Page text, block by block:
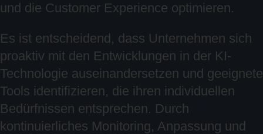
und die Customer Experience optimieren.
Es ist entscheidend, dass Unternehmen sich
proaktiv mit den Entwicklungen in der KI-
Technologie auseinandersetzen und geeignete
Tools identifizieren, die ihren individuellen
Bedürfnissen entsprechen. Durch
kontinuierliches Monitoring, Anpassung und